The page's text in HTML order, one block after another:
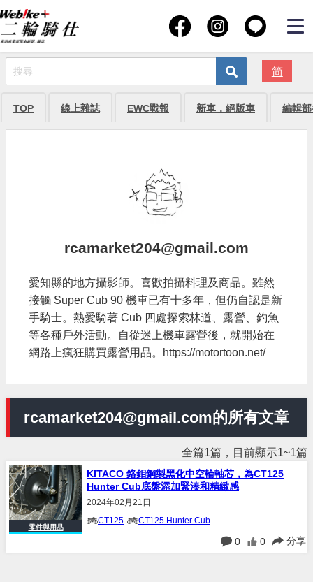
简
TOP 線上雜誌 EWC戰報 新車．絕版車 編輯
rcamarket204@gmail.com
愛知縣的地方攝影師。喜歡拍攝料理及商品。雖然
接觸 Super Cub 90 機車已有十多年，但仍自認是新
手騎士。熱愛騎著 Cub 四處探索林道、露營、釣魚
等各種戶外活動。自從迷上機車露營後，就開始在
網路上瘋狂購買露營用品。https://motortoon.net/
rcamarket204@gmail.com的所有文章
全篇1篇，目前顯示1~1篇
零件與用品
KITACO 鉻鉬鋼製黑化中空輪軸芯，為CT125
Hunter Cub底盤添加緊湊和精緻感
2024年02月21日
CT125 CT125 Hunter Cub
0 0 分享